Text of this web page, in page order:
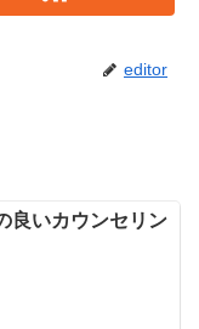
editor
良いカウンセリン